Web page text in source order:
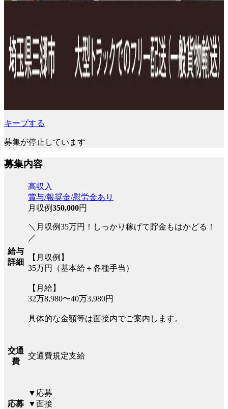
キープする
募集が停止しています
募集内容
給与
詳細
高収入
賞与/報奨金/慰労金あり
月収例350,000円
＼月収例35万円！しっかり稼げて貯金もはかどる！
／
【月収例】
35万円（基本給＋各種手当）
【月給】
32万8,980〜40万3,980円
具体的な金額等は面接内でご案内します。
交通
費
交通費規定支給
応募
▼応募
▼面接